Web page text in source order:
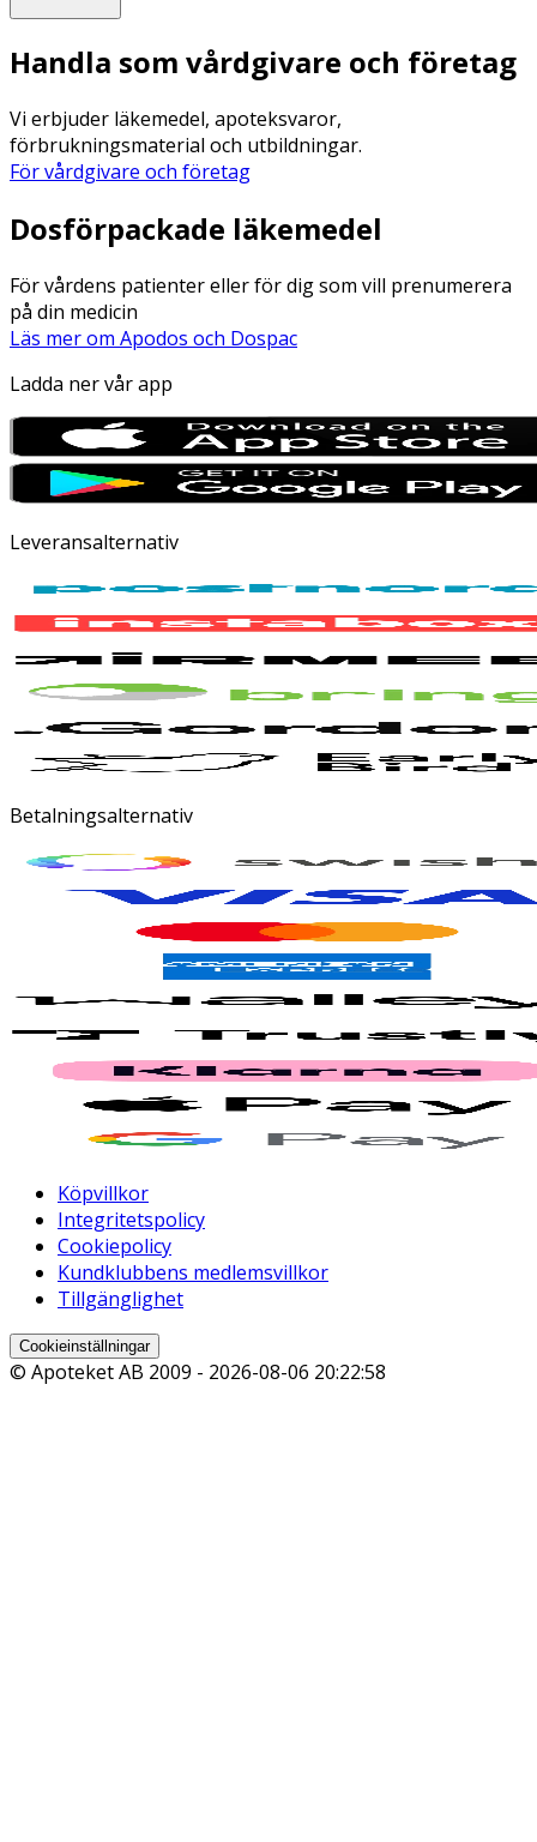
Handla som vårdgivare och företag
Vi erbjuder läkemedel, apoteksvaror,
förbrukningsmaterial och utbildningar.
För vårdgivare och företag
Dosförpackade läkemedel
För vårdens patienter eller för dig som vill prenumerera
på din medicin
Läs mer om Apodos och Dospac
Ladda ner vår app
Leveransalternativ
Betalningsalternativ
Köpvillkor
Integritetspolicy
Cookiepolicy
Kundklubbens medlemsvillkor
Tillgänglighet
Cookieinställningar
© Apoteket AB 2009 - 2026-08-06 20:22:58